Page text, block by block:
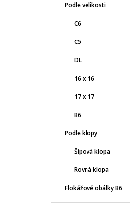
Podle velikosti
C6
C5
DL
16 x 16
17 x 17
B6
Podle klopy
Šípová klopa
Rovná klopa
Flokážové obálky B6